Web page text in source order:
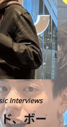
Interviews
、ボー